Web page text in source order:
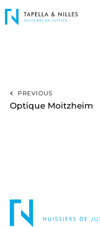
PREVIOUS
Optique Moitzheim